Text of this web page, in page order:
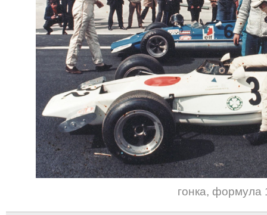
гонка, формула